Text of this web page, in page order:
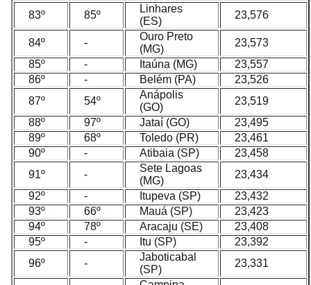
83º 85º
Linhares
(ES)
23,576
84º -
Ouro Preto
(MG)
23,573
85º
- Itaúna (MG)
23,557
86º
- Belém (PA)
23,526
87º
54º
Anápolis
(GO)
23,519
88º
97º Jataí (GO)
23,495
89º
68º Toledo (PR)
23,461
90º
- Atibaia (SP)
23,458
91º
-
Sete Lagoas
(MG)
23,434
92º
- Itupeva (SP)
23,432
93º
66º Mauá (SP)
23,423
94º
78º Aracaju (SE)
23,408
95º
- Itu (SP)
23,392
96º
-
Jaboticabal
(SP)
23,331